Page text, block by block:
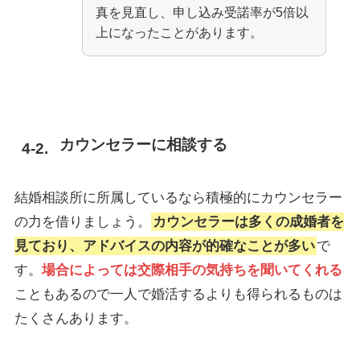
真を見直し、申し込み受諾率が5倍以
上になったことがあります。
カウンセラーに相談する
結婚相談所に所属しているなら積極的にカウンセラー
の力を借りましょう。
カウンセラーは多くの成婚者を
見ており、アドバイスの内容が的確なことが多いで
す。 場合によっては交際相手の気持ちを聞いてくれる
こともあるので一人で婚活するよりも得られるものは
たくさんあります。